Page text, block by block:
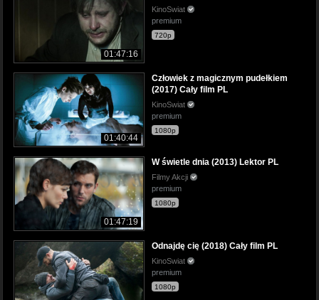
01:47:16
KinoSwiat
premium
720p
01:40:44
Człowiek z magicznym pudełkiem
(2017) Cały film PL
KinoSwiat
premium
1080p
01:47:19
W świetle dnia (2013) Lektor PL
Filmy Akcji
premium
1080p
Odnajdę cię (2018) Cały film PL
KinoSwiat
premium
1080p